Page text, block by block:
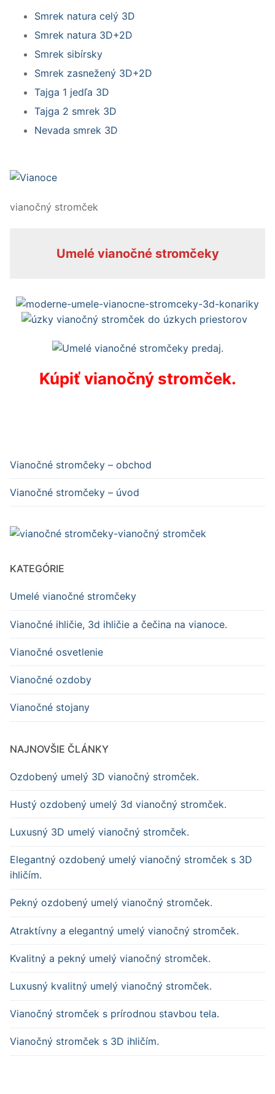
Smrek natura celý 3D
Smrek natura 3D+2D
Smrek sibírsky
Smrek zasnežený 3D+2D
Tajga 1 jedľa 3D
Tajga 2 smrek 3D
Nevada smrek 3D
vianočný stromček
Umelé vianočné stromčeky
Kúpiť vianočný stromček.
Vianočné stromčeky – obchod
Vianočné stromčeky – úvod
KATEGÓRIE
Umelé vianočné stromčeky
Vianočné ihličie, 3d ihličie a čečina na vianoce.
Vianočné osvetlenie
Vianočné ozdoby
Vianočné stojany
NAJNOVŠIE ČLÁNKY
Ozdobený umelý 3D vianočný stromček.
Hustý ozdobený umelý 3d vianočný stromček.
Luxusný 3D umelý vianočný stromček.
Elegantný ozdobený umelý vianočný stromček s 3D
ihličím.
Pekný ozdobený umelý vianočný stromček.
Atraktívny a elegantný umelý vianočný stromček.
Kvalitný a pekný umelý vianočný stromček.
Luxusný kvalitný umelý vianočný stromček.
Vianočný stromček s prírodnou stavbou tela.
Vianočný stromček s 3D ihličím.